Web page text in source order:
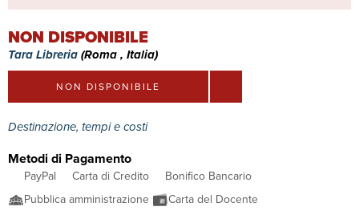
NON DISPONIBILE
Tara Libreria(Roma , Italia)
NON DISPONIBILE
Destinazione, tempi e costi
Metodi di Pagamento
PayPal Carta di Credito
Bonifico Bancario
Pubblica amministrazione
Carta del Docente